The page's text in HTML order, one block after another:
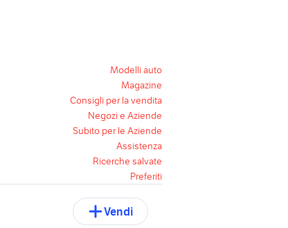
Modelli auto
Magazine
Consigli per la vendita
Negozi e Aziende
Subito per le Aziende
Assistenza
Ricerche salvate
Preferiti
Vendi